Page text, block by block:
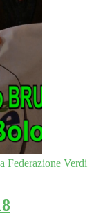
Federazione Verdi